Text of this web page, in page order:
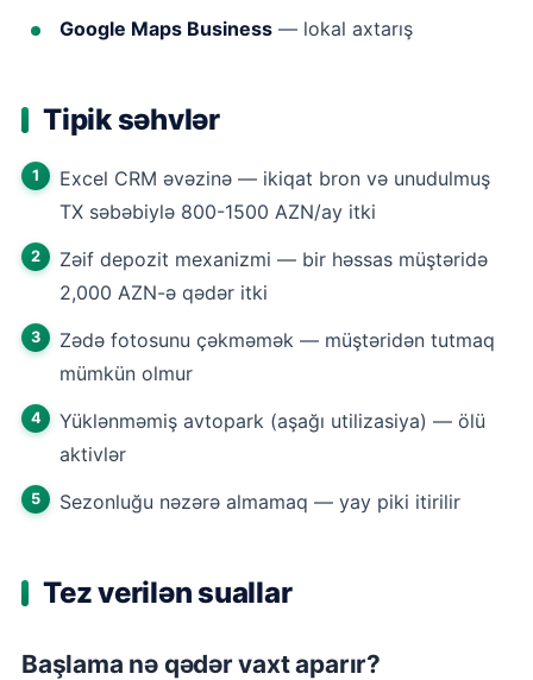
Google Maps Business — lokal axtarış
Tipik səhvlər
Excel CRM əvəzinə — ikiqat bron və unudulmuş
TX səbəbiylə 800-1500 AZN/ay itki
Zəif depozit mexanizmi — bir həssas müştəridə
2,000 AZN-ə qədər itki
Zədə fotosunu çəkməmək — müştəridən tutmaq
mümkün olmur
Yüklənməmiş avtopark (aşağı utilizasiya) — ölü
aktivlər
Sezonluğu nəzərə almamaq — yay piki itirilir
Tez verilən suallar
Başlama nə qədər vaxt aparır?